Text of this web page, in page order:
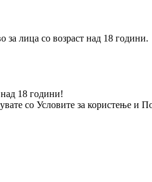
за лица со возраст над 18 години.
18 години!
со Условите за користење и